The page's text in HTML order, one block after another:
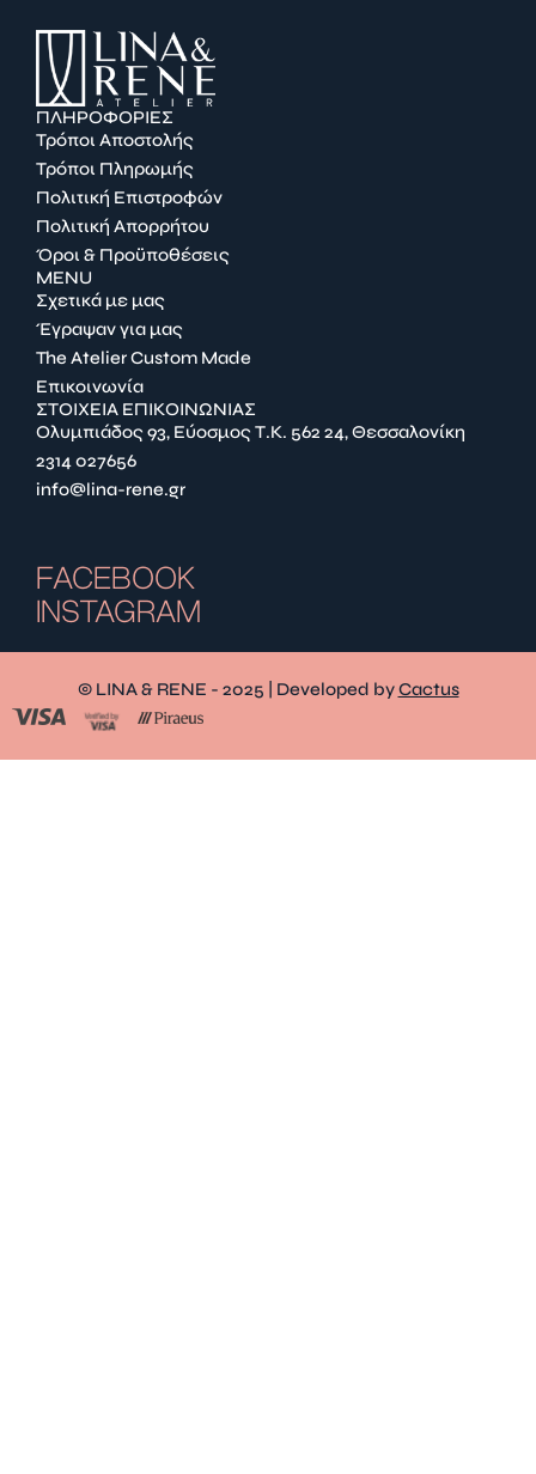
ΠΛΗΡΟΦΟΡΙΕΣ
Τρόποι Αποστολής
Τρόποι Πληρωμής
Πολιτική Επιστροφών
Πολιτική Απορρήτου
Όροι & Προϋποθέσεις
MENU
Σχετικά με μας
Έγραψαν για μας
The Atelier Custom Made
Επικοινωνία
ΣΤΟΙΧΕΙΑ ΕΠΙΚΟΙΝΩΝΙΑΣ
Ολυμπιάδος 93, Εύοσμος Τ.Κ. 562 24, Θεσσαλονίκη
2314 027656
info@lina-rene.gr
FACEBOOK
INSTAGRAM
© LINA & RENE - 2025 | Developed byCactus